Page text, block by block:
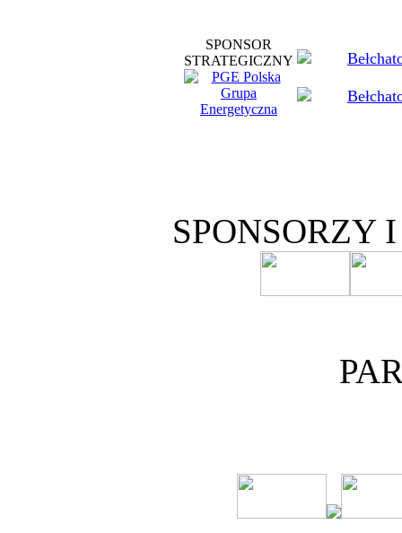
SPONSOR
STRATEGICZNY
SPONSORZY